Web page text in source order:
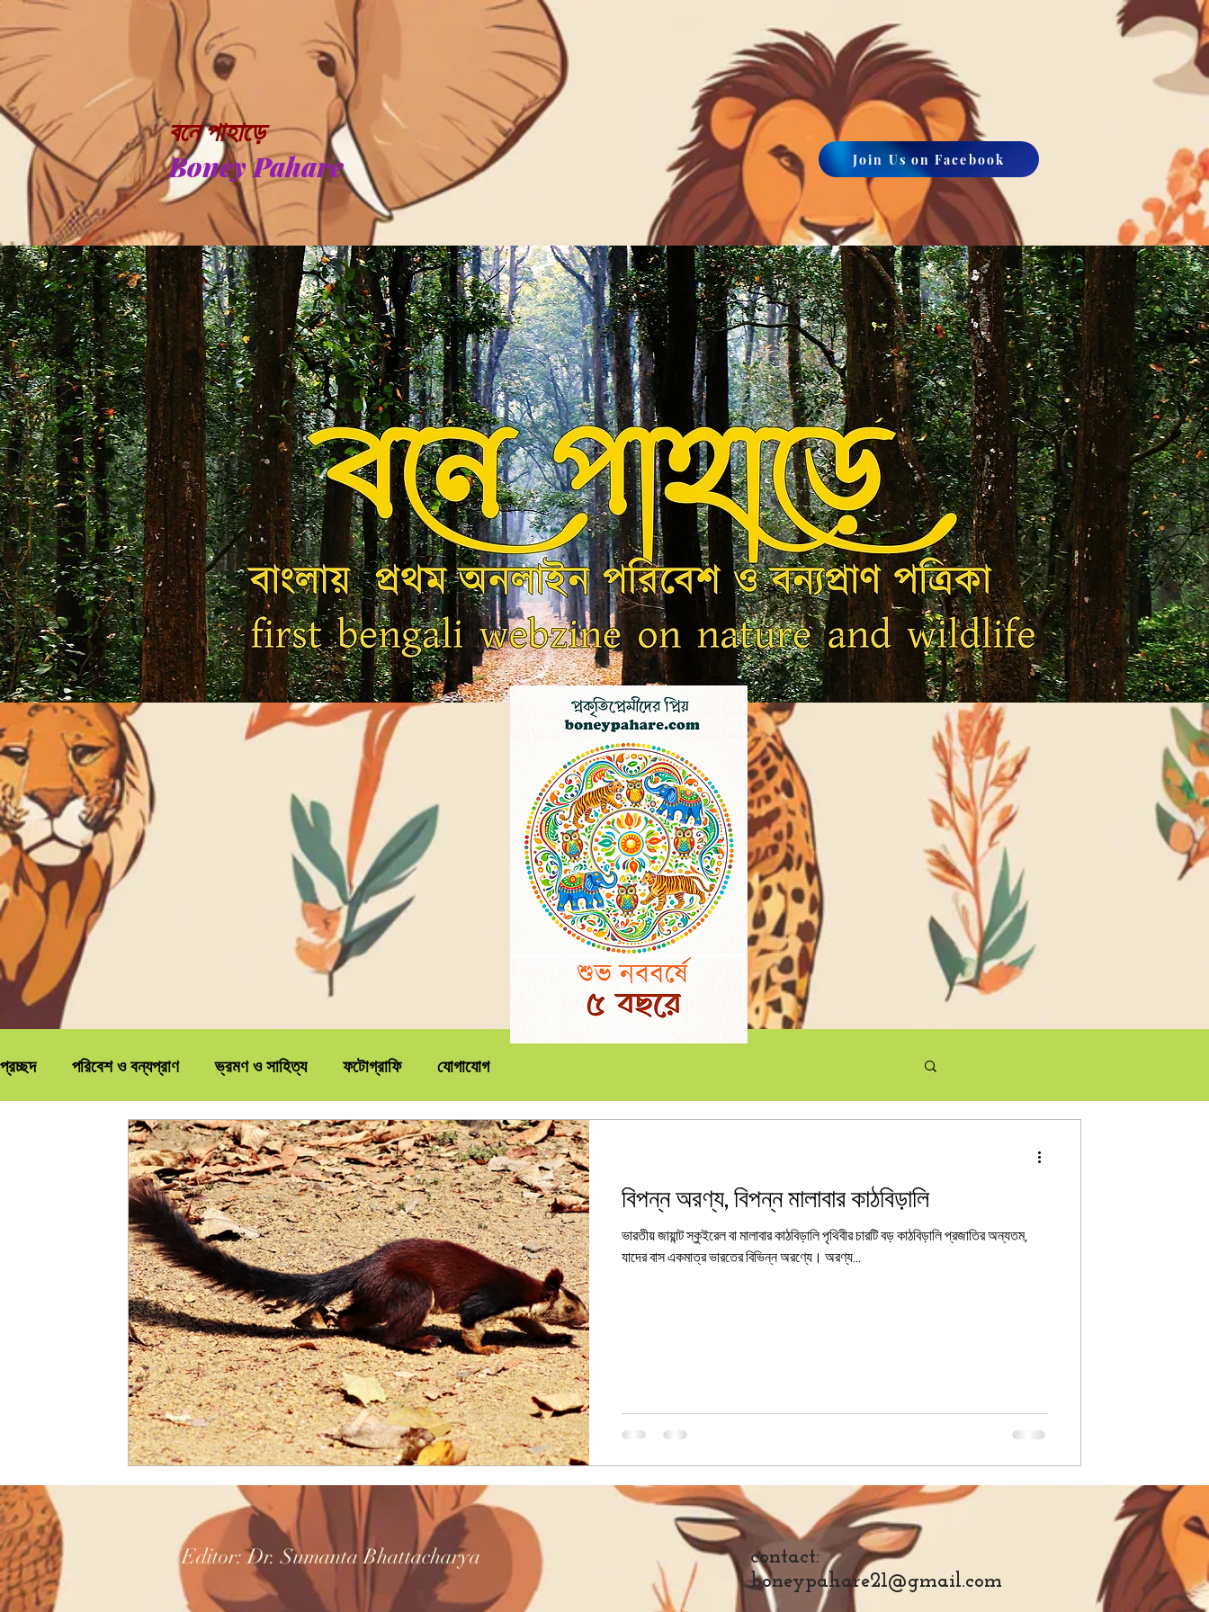
বনে পাহাড়ে
Boney Pahare Join Us on Facebook
প্রচ্ছদ পরিবেশ ও বন্যপ্রাণ ভ্রমণ ও সাহিত্য ফটোগ্রাফি যোগাযোগ
বিপন্ন অরণ্য, বিপন্ন মালাবার কাঠবিড়ালি
ভারতীয় জায়ান্ট স্কুইরেল বা মালাবার কাঠবিড়ালি পৃথিবীর চারটি বড় কাঠবিড়ালি প্রজাতির অন্যতম,
যাদের বাস একমাত্র ভারতের বিভিন্ন অরণ্যে। অরণ্য...
Editor: Dr. Sumanta Bhattacharya
contact:
boneypahare21@gmail.com